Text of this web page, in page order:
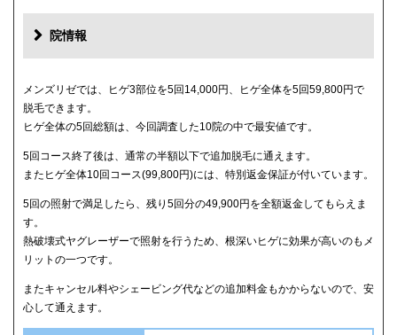
院情報
メンズリゼでは、ヒゲ3部位を5回14,000円、ヒゲ全体を5回59,800円で
脱毛できます。
ヒゲ全体の5回総額は、今回調査した10院の中で最安値です。
5回コース終了後は、通常の半額以下で追加脱毛に通えます。
またヒゲ全体10回コース(99,800円)には、特別返金保証が付いています。
5回の照射で満足したら、残り5回分の49,900円を全額返金してもらえま
す。
熱破壊式ヤグレーザーで照射を行うため、根深いヒゲに効果が高いのもメ
リットの一つです。
またキャンセル料やシェービング代などの追加料金もかからないので、安
心して通えます。